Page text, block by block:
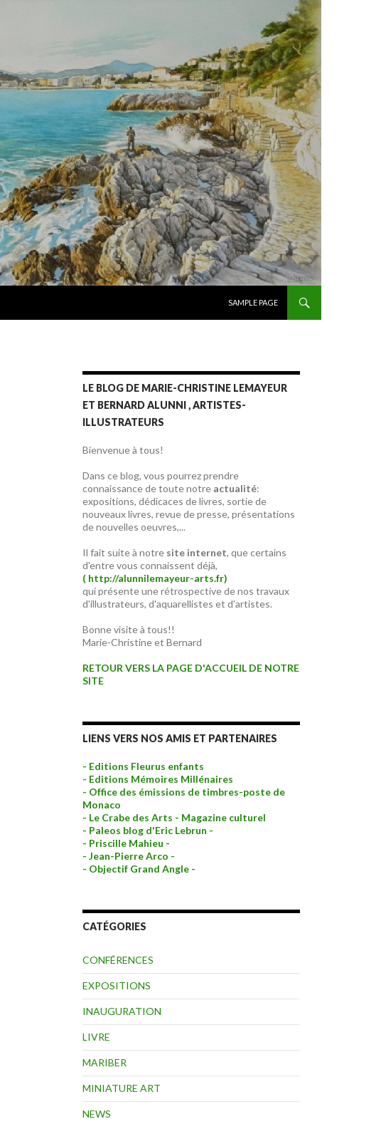
SAMPLE PAGE
LE BLOG DE MARIE-CHRISTINE LEMAYEUR
ET BERNARD ALUNNI , ARTISTES-
ILLUSTRATEURS
Bienvenue à tous!
Dans ce blog, vous pourrez prendre
connaissance de toute notre actualité:
expositions, dédicaces de livres, sortie de
nouveaux livres, revue de presse, présentations
de nouvelles oeuvres,...
Il fait suite à notre site internet, que certains
d'entre vous connaissent déjà,
( http://alunnilemayeur-arts.fr)
qui présente une rétrospective de nos travaux
d'illustrateurs, d'aquarellistes et d'artistes.
Bonne visite à tous!!
Marie-Christine et Bernard
RETOUR VERS LA PAGE D'ACCUEIL DE NOTRE
SITE
LIENS VERS NOS AMIS ET PARTENAIRES
- Editions Fleurus enfants
- Editions Mémoires Millénaires
- Office des émissions de timbres-poste de
Monaco
- Le Crabe des Arts - Magazine culturel
- Paleos blog d'Eric Lebrun -
- Priscille Mahieu -
- Jean-Pierre Arco -
- Objectif Grand Angle -
CATÉGORIES
CONFÉRENCES
EXPOSITIONS
INAUGURATION
LIVRE
MARIBER
MINIATURE ART
NEWS